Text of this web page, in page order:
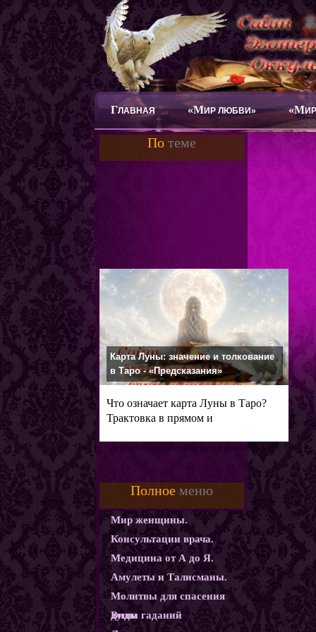
ГЛАВНАЯ «МИР ЛЮБВИ» «М
По теме
Карта Луны: значение и толкование
в Таро - «Предсказания»
Что означает карта Луны в Таро?
Трактовка в прямом и
Полное меню
Мир женщины.
Консультации врача.
Медицина от А до Я.
Амулеты и Талисманы.
Молитвы для спасения
души
Виды гаданий